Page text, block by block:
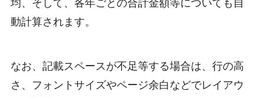
均、そして、各年ごとの合計金額等についても自
動計算されます。
なお、記載スペースが不足等する場合は、行の高
さ、フォントサイズやページ余白などでレイアウ